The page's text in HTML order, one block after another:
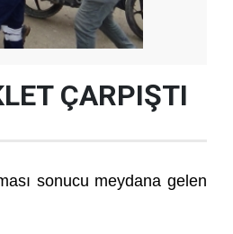
ÇARPIŞTI
sonucu meydana gelen